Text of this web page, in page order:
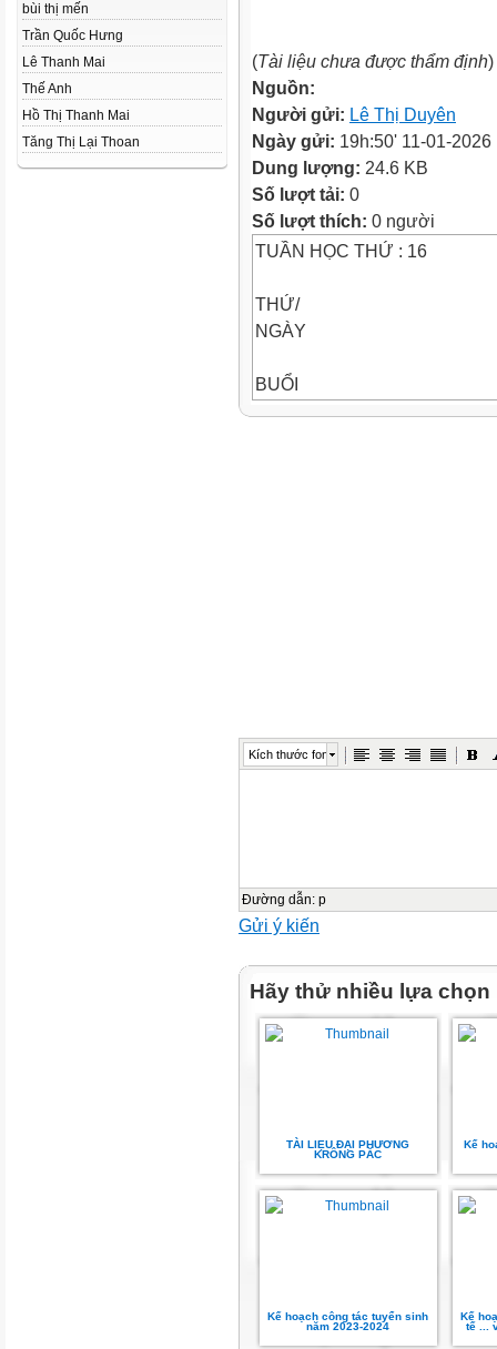
bùi thị mến
Trần Quốc Hưng
Lê Thanh Mai
Thế Anh
Hồ Thị Thanh Mai
Tăng Thị Lại Thoan
(Tài liệu chưa được thẩm định)
Nguồn:
Người gửi: Lê Thị Duyên
Ngày gửi: 19h:50' 11-01-2026
Dung lượng: 24.6 KB
Số lượt tải: 0
Số lượt thích: 0 người
TUẦN HỌC THỨ : 16
THỨ/
NGÀY
BUỔI
ĐỒ DÙNG TIẾT
DẠY
TÊN BÀI DẠY
5B
3
Bài 8B. Làm sản phẩm thủ
Kích thước font
Đường dẫn: p
Gửi ý kiến
Hãy thử nhiều lựa chọn
TÀI LIẸU ĐẠI PHƯƠNG
KRÔNG PĂC
Kế
Kế hoạch công tác tuyển sinh
năm 2023-2024
Kế
tế ...